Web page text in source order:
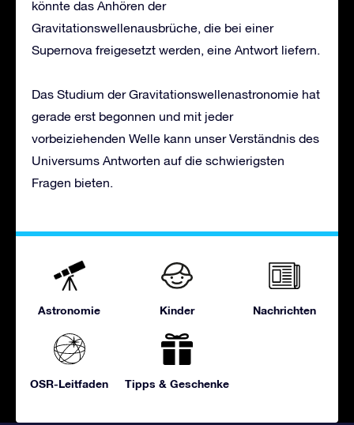
könnte das Anhören der
Gravitationswellenausbrüche, die bei einer
Supernova freigesetzt werden, eine Antwort liefern.
Das Studium der Gravitationswellenastronomie hat
gerade erst begonnen und mit jeder
vorbeiziehenden Welle kann unser Verständnis des
Universums Antworten auf die schwierigsten
Fragen bieten.
Astronomie Kinder Nachrichten
OSR-Leitfaden Tipps & Geschenke